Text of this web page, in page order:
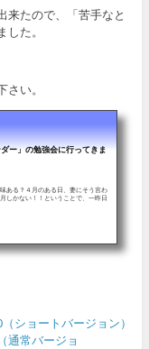
たので、「苦手なと
た。
い。
ー」の勉強会に行ってきま
ある？４月のある日、妻にそう言わ
しかない！！ということで、一昨日
ショートバージョン）
通常バージョ